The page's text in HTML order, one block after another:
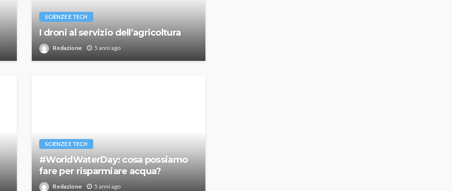
SCIENZE E TECH
I droni al servizio dell’agricoltura
Redazione 5 anni ago
SCIENZE E TECH
#WorldWaterDay: cosa possiamo
fare per risparmiare acqua?
Redazione 5 anni ago